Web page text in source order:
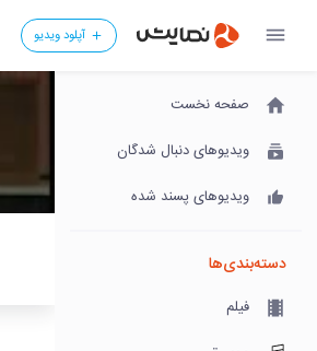
آپلود ویدیو
صفحه نخست
ویدیوهای دنبال شدگان
ویدیوهای پسند شده
دسته‌بندی‌ها
فیلم